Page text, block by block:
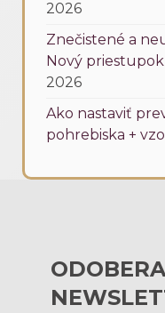
2026
Znečistené a
Nový
2026
Ako nastaviť
pohrebiska +